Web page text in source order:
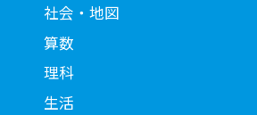
社会・地図
算数
理科
生活